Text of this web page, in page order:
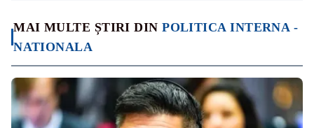
MAI MULTE ȘTIRI DINPOLITICA INTERNA -
NATIONALA